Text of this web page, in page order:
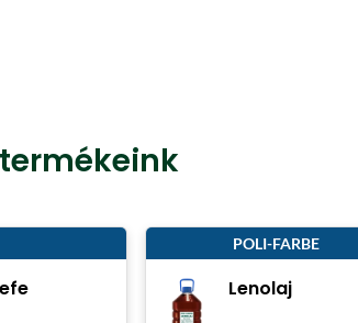
POLI-FARBE
Lenolaj